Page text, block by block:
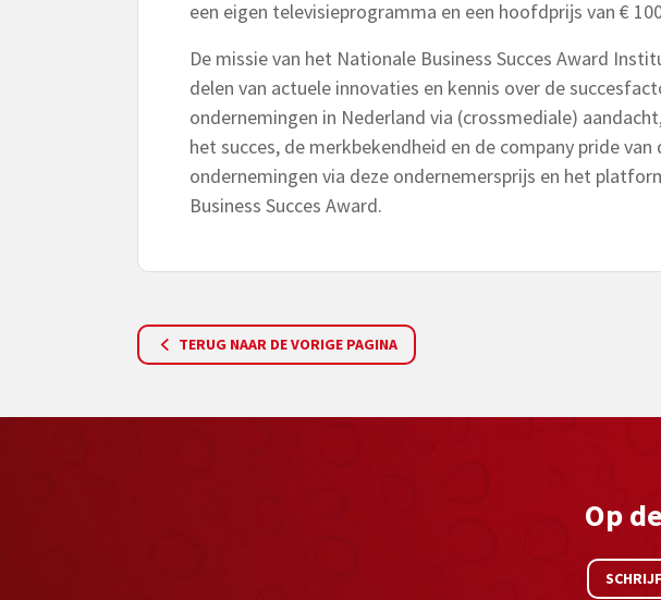
een eigen televisieprogramma en een hoofdprijs van €
De missie van het Nationale Business Succes Award
delen van actuele innovaties en kennis over de
ondernemingen in Nederland via (crossmediale)
het succes, de merkbekendheid en de company pride
ondernemingen via deze ondernemersprijs en het
Business Succes Award.
TERUG NAAR DE VORIGE PAGINA
Op